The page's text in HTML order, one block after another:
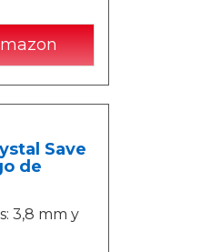
Save
de
3,8 mm y